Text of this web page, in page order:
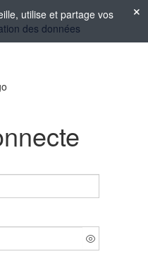
utilise et partage vos
des données